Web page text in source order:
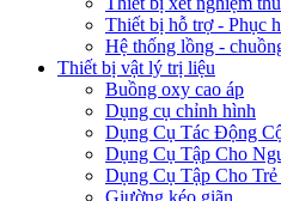
Thiết bị hỗ trợ - Phục
Hệ thống lồng -
Thiết bị vật lý trị liệu
Buồng oxy cao áp
Dụng cụ chỉnh hình
Dụng Cụ Tác Động
Dụng Cụ Tập Cho
Dụng Cụ Tập Cho
Giường kéo giãn